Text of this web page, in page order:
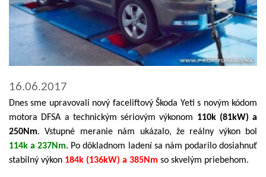
16.06.2017
Dnes sme upravovali nový faceliftový Škoda Yeti s novým kódom
motora DFSA a technickým sériovým výkonom 110k (81kW) a
250Nm. Vstupné meranie nám ukázalo, že reálny výkon bol
114k a 237Nm. Po dôkladnom ladení sa nám podarilo dosiahnuť
stabilný výkon 184k (136kW) a 385Nm so skvelým priebehom.